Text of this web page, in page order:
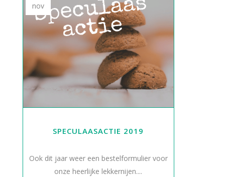
nov
SPECULAASACTIE 2019
Ook dit jaar weer een bestelformulier voor
onze heerlijke lekkernijen....